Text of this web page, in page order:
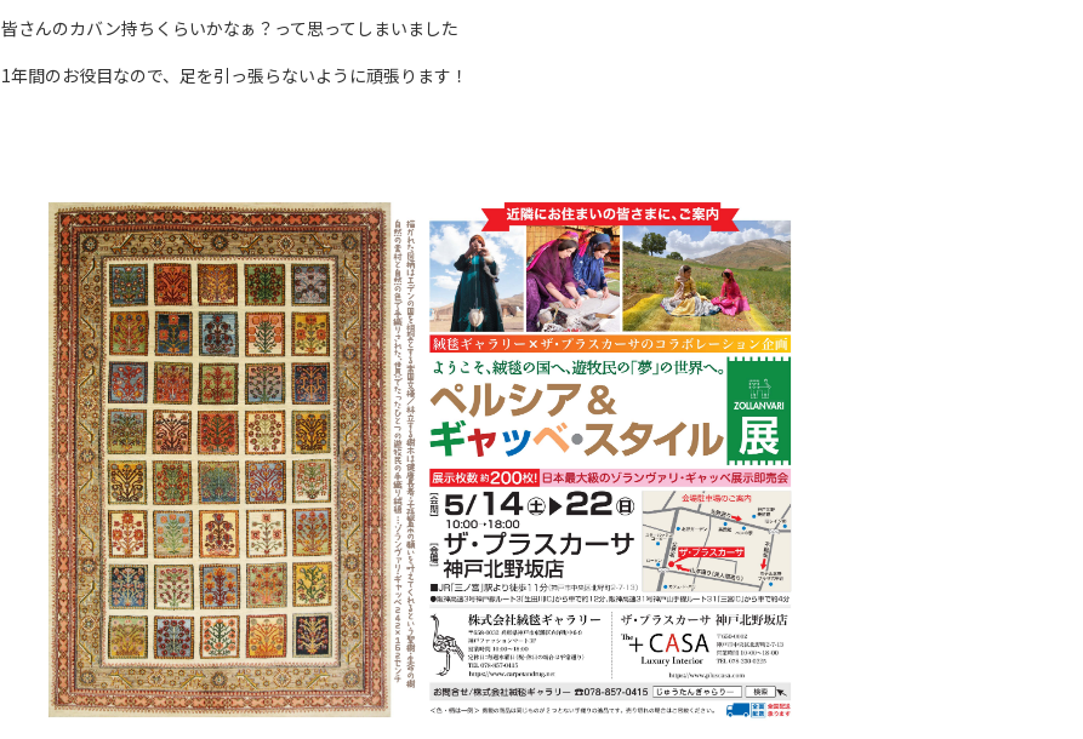
皆さんのカバン持ちくらいかなぁ？って思ってしまいました
1年間のお役目なので、足を引っ張らないように頑張ります！